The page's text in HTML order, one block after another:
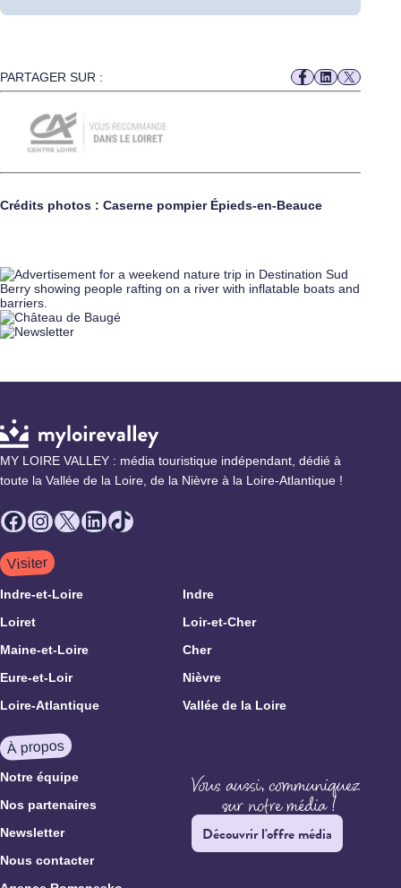
PARTAGER SUR :
Crédits photos : Caserne pompier Épieds-en-Beauce
MY LOIRE VALLEY : média touristique indépendant, dédié à
toute la Vallée de la Loire, de la Nièvre à la Loire-Atlantique !
Facebook
Instagram
X LinkedIn
TikTok
Visiter
Indre-et-Loire
Indre
Loiret
Loir-et-Cher
Maine-et-Loire
Cher
Eure-et-Loir
Nièvre
Loire-Atlantique
Vallée de la Loire
À propos
Notre équipe
Nos partenaires
Newsletter
Nous contacter
Découvrir l'offre média